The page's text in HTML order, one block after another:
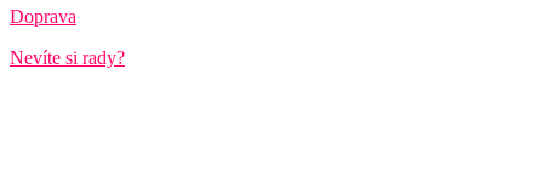
Doprava
Nevíte si rady?